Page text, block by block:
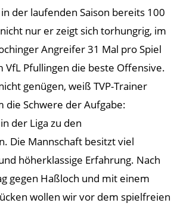
der laufenden Saison bereits 100
nur er zeigt sich torhungrig, im
Angreifer 31 Mal pro Spiel
VfL Pfullingen die beste Offensive.
genügen, weiß TVP-Trainer
die Schwere der Aufgabe:
der Liga zu den
Die Mannschaft besitzt viel
höherklassige Erfahrung. Nach
gegen Haßloch und mit einem
wollen wir vor dem spielfreien